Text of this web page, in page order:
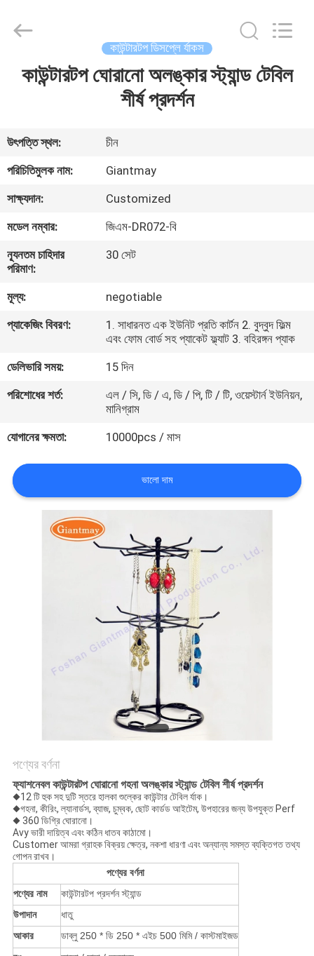
বাড়ি
আমাদের
সম্পর্কে
কারখানা
ভ্রমণ
মান
নিয়ন্ত্রণ
যোগাযোগ
করুন
খবর
কেস
Co,Ltd..
কাউন্টারটপ ডিসপ্লে র্যাকস
কাউন্টারটপ ঘোরানো অলঙ্কার স্ট্যান্ড টেবিল
শীর্ষ প্রদর্শন
উৎপত্তি স্থল:
চীন
পরিচিতিমুলক নাম:
Giantmay
সাক্ষ্যদান:
Customized
মডেল নম্বার:
জিএম-DR072-বি
ন্যূনতম চাহিদার
পরিমাণ:
30 সেট
মূল্য:
negotiable
প্যাকেজিং বিবরণ:
1. সাধারনত এক ইউনিট প্রতি কার্টন 2. বুদ্বুদ ফিল্ম
এবং ফোম বোর্ড সহ প্যাকেট ফ্ল্যাট 3. বহিরঙ্গন প্যাক
ডেলিভারি সময়:
15 দিন
পরিশোধের শর্ত:
এল / সি, ডি / এ, ডি / পি, টি / টি, ওয়েস্টার্ন ইউনিয়ন,
মানিগ্রাম
যোগানের ক্ষমতা:
10000pcs / মাস
ভালো দাম
পণ্যের বর্ণনা
ফ্যাশনেবল কাউন্টারটপ ঘোরানো গহনা অলঙ্কার স্ট্যান্ড টেবিল শীর্ষ প্রদর্শন
◆12 টি হুক সহ দুটি স্তরে হালকা শুল্কের কাউন্টার টেবিল র্যাক।
◆গহনা, কীরিং, ল্যানার্ডস, ব্যাজ, চুম্বক, ছোট কার্ডড আইটেম, উপহারের জন্য উপযুক্ত Perf
◆ 360 ডিগ্রি ঘোরানো।
Avy ভারী দায়িত্ব এবং কঠিন ধাতব কাঠামো।
Customer আমরা গ্রাহক বিক্রয় ক্ষেত্র, নকশা ধারণা এবং অন্যান্য সমস্ত ব্যক্তিগত তথ্য
গোপন রাখব।
পণ্যের বর্ণনা
পণ্যের নাম
কাউন্টারটপ প্রদর্শন স্ট্যান্ড
উপাদান
ধাতু
আকার
ডাব্লু 250 * ডি 250 * এইচ 500 মিমি / কাস্টমাইজড